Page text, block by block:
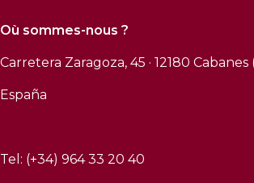
Où sommes-nous ?
Carretera Zaragoza, 45 · 12180
España
Tel: (+34) 964 33 20 40